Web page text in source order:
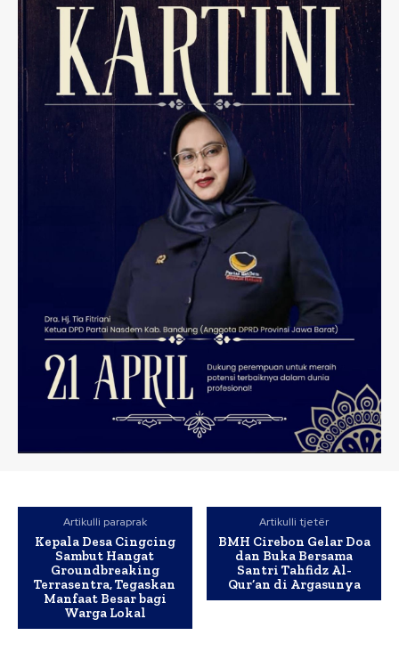
Artikulli paraprak
Kepala Desa Cingcing
Sambut Hangat
Groundbreaking
Terrasentra, Tegaskan
Manfaat Besar bagi
Warga Lokal
Artikulli tjetër
BMH Cirebon Gelar Doa
dan Buka Bersama
Santri Tahfidz Al-
Qur’an di Argasunya